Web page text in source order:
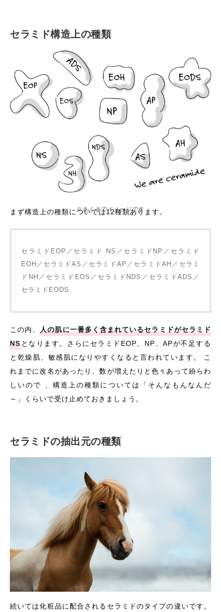
セラミド構造上の種類
※あくまでイメージです
まず構造上の種類については12種類あります。
セラミドEOP／セラミド NS／セラミドNP／セラミド
EOH／セラミドAS／セラミドAP／セラミドAH／セラミ
ドNH／セラミドEOS／セラミドNDS／セラミドADS／
セラミドEODS
この内、
人の肌に一番多く含まれているセラミドがセラミド
NS となります。さらにセラミドEOP、NP、APが不足する
と乾燥肌、敏感肌になりやすくなると言われています。 こ
れまでに改名があったり、数が増えたりと色々あって紛らわ
しいので 、構造上の種類については「そんなもんなんだ
～」くらいで受け止めておきましょう。
セラミドの抽出元の種類
続いては化粧品に配合されるセラミドのタイプの違いです。